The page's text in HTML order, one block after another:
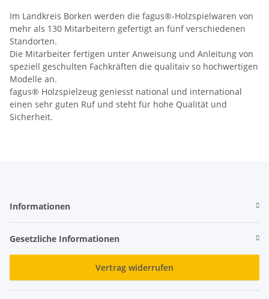
Im Landkreis Borken werden die fagus®-Holzspielwaren von
mehr als 130 Mitarbeitern gefertigt an fünf verschiedenen
Standorten.
Die Mitarbeiter fertigen unter Anweisung und Anleitung von
speziell geschulten Fachkräften die qualitaiv so hochwertigen
Modelle an.
fagus® Holzspielzeug geniesst national und international
einen sehr guten Ruf und steht für hohe Qualität und
Sicherheit.
Informationen
Gesetzliche Informationen
Vertrag widerrufen